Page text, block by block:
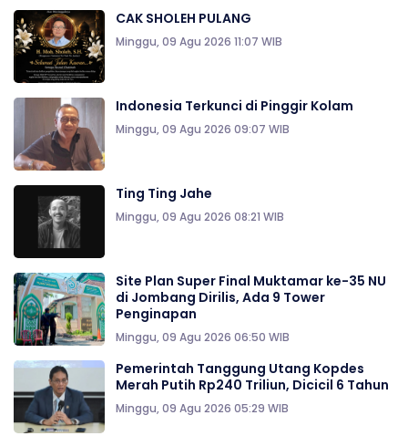
CAK SHOLEH PULANG
Minggu, 09 Agu 2026 11:07 WIB
Indonesia Terkunci di Pinggir Kolam
Minggu, 09 Agu 2026 09:07 WIB
Ting Ting Jahe
Minggu, 09 Agu 2026 08:21 WIB
Site Plan Super Final Muktamar ke-35 NU
di Jombang Dirilis, Ada 9 Tower
Penginapan
Minggu, 09 Agu 2026 06:50 WIB
Pemerintah Tanggung Utang Kopdes
Merah Putih Rp240 Triliun, Dicicil 6 Tahun
Minggu, 09 Agu 2026 05:29 WIB